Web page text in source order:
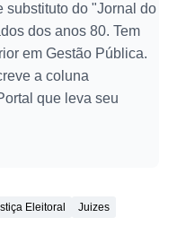
substituto do "Jornal do
dos anos 80. Tem
em Gestão Pública.
a coluna
que leva seu
Eleitoral
Juizes